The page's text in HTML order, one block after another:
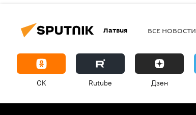
Латвия ВСЕ НОВОСТИ
OK Rutube Дзен